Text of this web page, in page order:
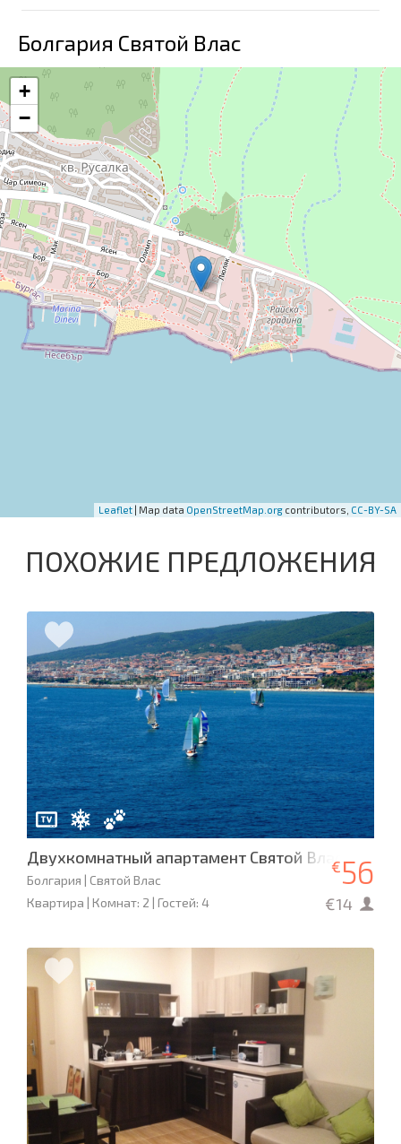
Болгария Святой Влас
+
−
Leaflet | Map data OpenStreetMap.org contributors, CC-BY-SA
ПОХОЖИЕ ПРЕДЛОЖЕНИЯ
Двухкомнатный апартамент Святой Влас, Etera,
Болгария | Святой Влас
Квартира | Комнат: 2 | Гостей: 4
€56
€14